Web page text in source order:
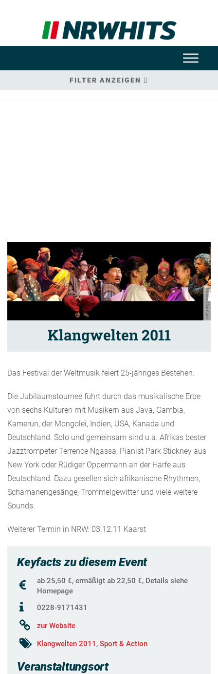
FILTER ANZEIGEN
Music Contact
Klangwelten 2011
Das Festival der Weltmusik feiert 25-jähriges Bestehen.
Die Jubiläumstournee führt durch das musikalische Erbe
von sechs Kulturen mit Musikern aus Java, Gambia,
Kamerun, der Mongolei, Indien, USA, Kanada und
Deutschland. Solo und gemeinsam sind u.a. Afrikas bester
Jazztrompeter Terrence Ngassa, Pianist Park Stickney aus
New York oder Rüdiger Oppermann an der Harfe aus
Deutschland. Dazu gesellen sich afrikanische Rhythmen,
Schamanengesänge, Trommelgewitter und viele weitere
Sounds.
Weiterer Termin in NRW: 03.12.11 Kaarst
Keyfacts zu diesem Event
ab 25,50 €, ermäßigt ab 22,50 €, Details siehe
Homepage
0228-9171431
zur Website
Klangwelten 2011 , Sport & Action
Veranstaltungsort